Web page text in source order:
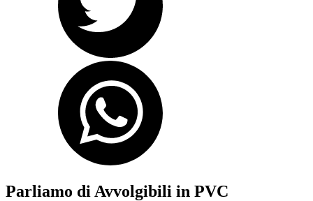
Parliamo di Avvolgibili in PVC